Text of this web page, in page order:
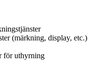
(märkning, display, etc.)
för uthyrning